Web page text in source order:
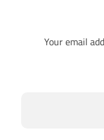
Your email